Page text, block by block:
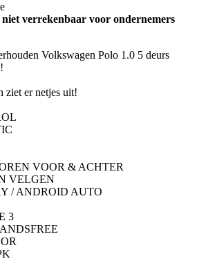
verrekenbaar voor ondernemers
Volkswagen Polo 1.0 5 deurs
ziet er netjes uit!
VOOR & ACHTER
VELGEN
/ ANDROID AUTO
3